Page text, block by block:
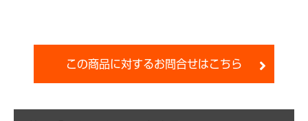
この商品に対するお問合せはこちら